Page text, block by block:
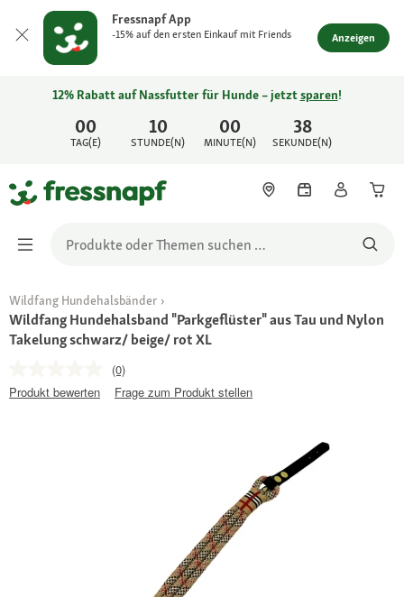
Fressnapf App
-15% auf den ersten Einkauf mit Friends Anzeigen
00
TAG(E)
10
STUNDE(N)
00
MINUTE(N)
38
SEKUNDE(N)
12% Rabatt auf Nassfutter für Hunde – jetztsparen!
Wildfang Hundehalsbänder
Wildfang Hundehalsband "Parkgeflüster" aus Tau und Nylon
Takelung schwarz/ beige/ rot XL
(0)
Produkt bewerten
Frage zum Produkt stellen